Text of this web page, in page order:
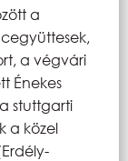
a
a végvári
Énekes
stuttgarti
a közel